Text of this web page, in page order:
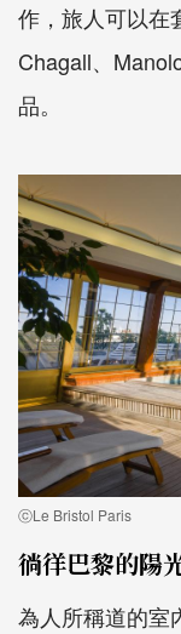
作，旅人可以在
Chagall、
品。
ⓒLe Bristol Paris
徜徉巴黎的陽
為人所稱道的室